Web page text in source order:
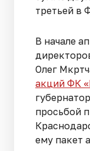
третьей в
В начале
Олег
акций ФК
просьбой
ему пакет